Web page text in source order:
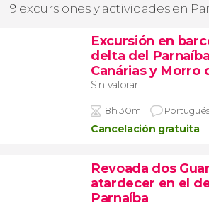
9 excursiones y actividades en
Excursión en
delta del
Canárias y Morro
Sin valorar
8h 30m
Cancelación gratuita
Revoada dos
atardecer en el
Parnaíba